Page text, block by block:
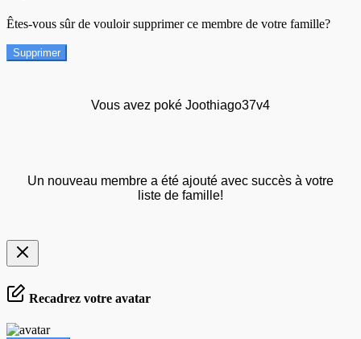
Êtes-vous sûr de vouloir supprimer ce membre de votre famille?
Supprimer
Vous avez poké Joothiago37v4
Un nouveau membre a été ajouté avec succès à votre
liste de famille!
Recadrez votre avatar